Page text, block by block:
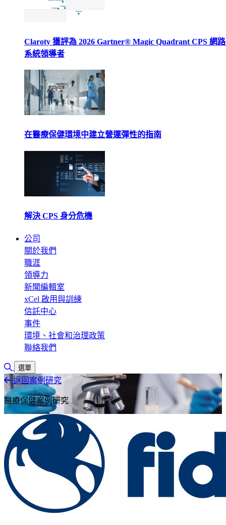
Claroty 獲評為 2026 Gartner® Magic Quadrant CPS 網
系統領導者
在醫療保健環境中建立營運彈性的指南
解決 CPS 身分危機
公司
關於我們
職涯
領導力
新聞編輯室
xCel 啟用與訓練
信託中心
事件
環境、社會和治理政策
聯絡我們
切換搜尋
選單
返回案例研究
醫療保健案例研究